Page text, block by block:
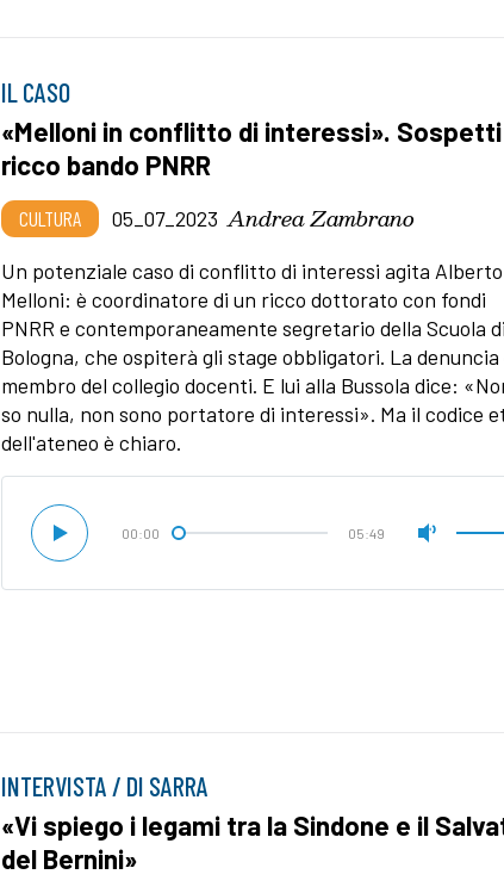
IL CASO
«Melloni in conflitto di interessi».
ricco bando PNRR
CULTURA 05_07_2023 Andrea Zambrano
Un potenziale caso di conflitto di interessi agita Alberto
Melloni: è coordinatore di un ricco dottorato con fondi
PNRR e contemporaneamente segretario della Scuola di
Bologna, che ospiterà gli stage obbligatori. La denuncia
membro del collegio docenti. E lui alla Bussola dice:
so nulla, non sono portatore di interessi». Ma il codice
dell'ateneo è chiaro.
00:00 05:49
INTERVISTA / DI SARRA
«Vi spiego i legami tra la Sindone e il
del Bernini»